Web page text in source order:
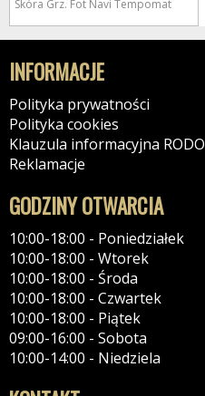
Skóra Grz. Fot Navi Tempomat
INFORMACJE
Polityka prywatności
Polityka cookies
Klauzula informacyjna RODO
Reklamacje
GODZINY OTWARCIA
10:00-18:00 - Poniedziałek
10:00-18:00 - Wtorek
10:00-18:00 - Środa
10:00-18:00 - Czwartek
10:00-18:00 - Piątek
09:00-16:00 - Sobota
10:00-14:00 - Niedziela